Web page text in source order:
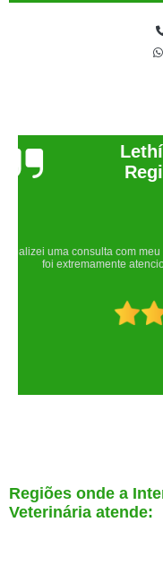
Um lugar maravilhoso.
Regiões onde a
Veterinária atende: